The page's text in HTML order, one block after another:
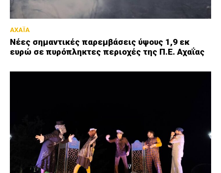
ΑΧΑΪΑ
Νέες σημαντικές παρεμβάσεις ύψους 1,9 εκ
ευρώ σε πυρόπληκτες περιοχές της Π.Ε. Αχαΐας